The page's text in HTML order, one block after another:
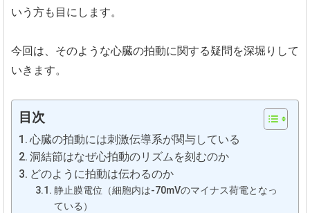
いう方も目にします。
今回は、そのような心臓の拍動に関する疑問を深堀りして
いきます。
目次
心臓の拍動には刺激伝導系が関与している
洞結節はなぜ心拍動のリズムを刻むのか
どのように拍動は伝わるのか
静止膜電位（細胞内は-70mVのマイナス荷電となっ
ている）